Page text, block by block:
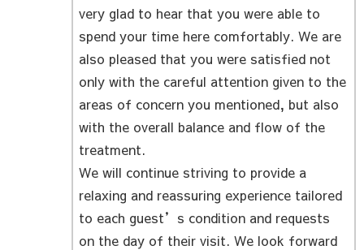
very glad to hear that you were able to
spend your time here comfortably. We are
also pleased that you were satisfied not
only with the careful attention given to the
areas of concern you mentioned, but also
with the overall balance and flow of the
treatment.
We will continue striving to provide a
relaxing and reassuring experience tailored
to each guest’s condition and requests
on the day of their visit. We look forward